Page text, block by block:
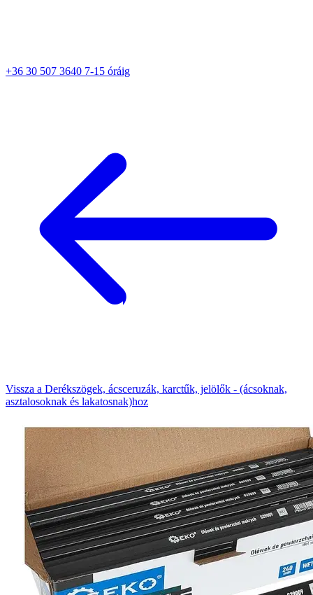
+36 30 507 3640 7-15 óráig
Vissza a Derékszögek, ácsceruzák, karctűk, jelölők - (ácsoknak,
asztalosoknak és lakatosnak)hoz